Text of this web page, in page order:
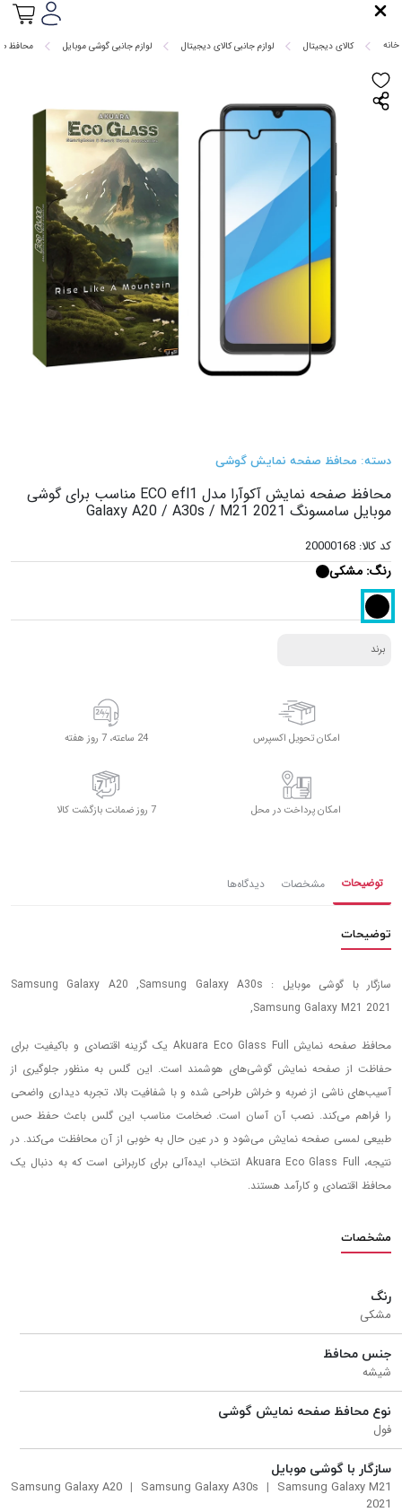
خانه کالای دیجیتال لوازم جانبی کالای دیجیتال لوازم جانبی گوشی موبایل محافظ
دسته: محافظ صفحه نمایش گوشی
محافظ صفحه نمایش آکوآرا مدل ECO efl1 مناسب برای گوشی
موبایل سامسونگ Galaxy A20 / A30s / M21 2021
کد کالا: 20000168
رنگ: مشکی
برند
امکان تحویل اکسپرس 24 ساعته، 7 روز هفته
امکان پرداخت در محل 7 روز ضمانت بازگشت کالا
توضیحات مشخصات دیدگاه‌ها
توضیحات
سازگار با گوشی موبایل : Samsung Galaxy A20 ,Samsung Galaxy A30s
,Samsung Galaxy M21 2021
محافظ صفحه نمایش Akuara Eco Glass Full یک گزینه اقتصادی و باکیفیت برای
حفاظت از صفحه نمایش گوشی‌های هوشمند است. این گلس به منظور جلوگیری از
آسیب‌های ناشی از ضربه و خراش طراحی شده و با شفافیت بالا، تجربه دیداری واضحی
را فراهم می‌کند. نصب آن آسان است. ضخامت مناسب این گلس باعث حفظ حس
طبیعی لمسی صفحه نمایش می‌شود و در عین حال به خوبی از آن محافظت می‌کند. در
نتیجه، Akuara Eco Glass Full انتخاب ایده‌آلی برای کاربرانی است که به دنبال یک
محافظ اقتصادی و کارآمد هستند.
مشخصات
رنگ
مشکی
جنس محافظ
شیشه
نوع محافظ صفحه نمایش گوشی
فول
سازگار با گوشی موبایل
Samsung Galaxy A20 Samsung Galaxy A30s
Samsung Galaxy M21
2021